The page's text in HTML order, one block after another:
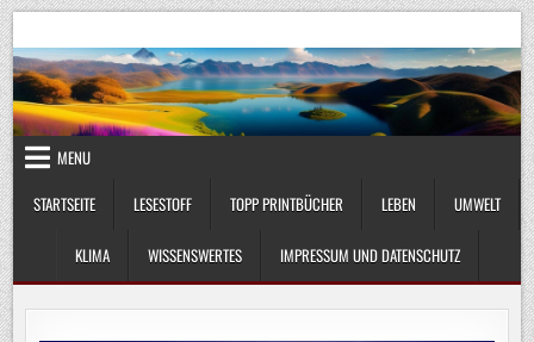
Skip
to
content
UmweltKlima.com
MENU
STARTSEITE
LESESTOFF TOPP PRINTBÜCHER LEBEN UMWELT
KLIMA WISSENSWERTES IMPRESSUM UND DATENSCHUTZ